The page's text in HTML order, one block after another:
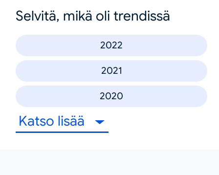
Selvitä, mikä oli trendissä
2022
2021
2020
Katso lisää